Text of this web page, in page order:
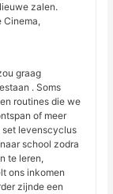
zalen.
Cinema,
graag
​​. Soms
routines die we
of meer
set levenscyclus
school zodra
te leren,
ons inkomen
zijnde een